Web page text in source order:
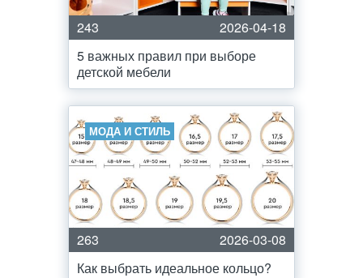
243
2026-04-18
5 важных правил при выборе
детской мебели
МОДА И СТИЛЬ
263
2026-03-08
Как выбрать идеальное кольцо?